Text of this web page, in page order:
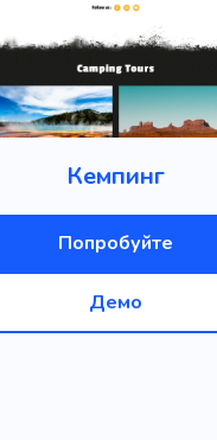
Кемпинг
Попробуйте
Демо